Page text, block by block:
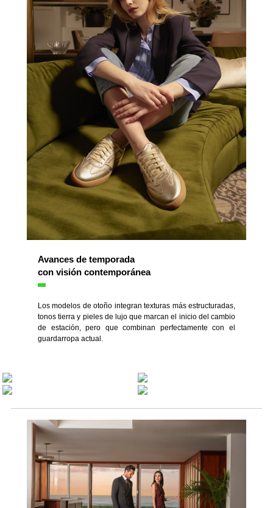
Avances de temporada
con visión contemporánea
Los modelos de otoño integran texturas más estructuradas,
tonos tierra y pieles de lujo que marcan el inicio del cambio
de estación, pero que combinan perfectamente con el
guardarropa actual.